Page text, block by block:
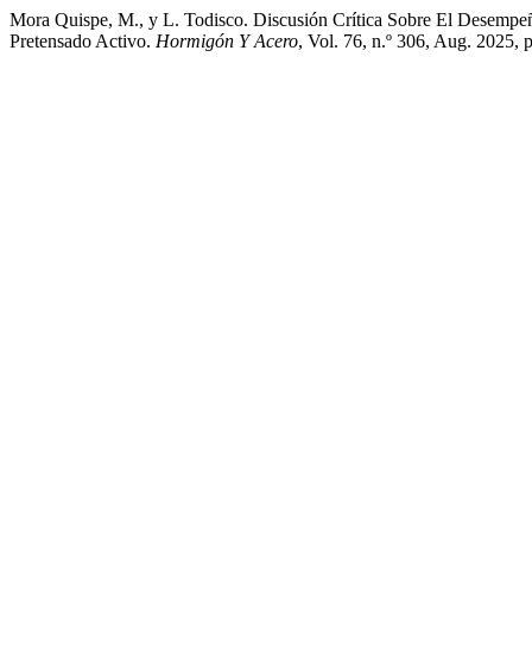
Mora Quispe, M., y L. Todisco. Discusión Crítica Sobre El
Pretensado Activo. Hormigón Y Acero, Vol. 76, n.º 306, Aug. 2025,